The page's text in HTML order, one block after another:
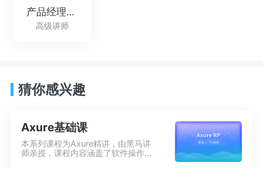
产品经理讲师
高级讲师
猜你感兴趣
Axure基础课
本系列课程为Axure精讲，由黑马讲
师亲授，课程内容涵盖了软件操作、
知识点精讲，课程设计采用项目案例